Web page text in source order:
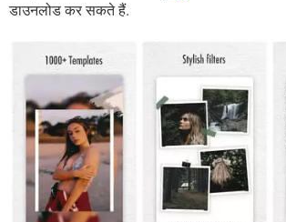
डाउनलोड कर सकते हैं.